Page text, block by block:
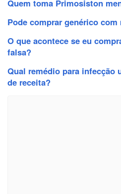
Quem toma Primosiston
Pode comprar genérico
O que acontece se eu
falsa?
Qual remédio para infecção
de receita?